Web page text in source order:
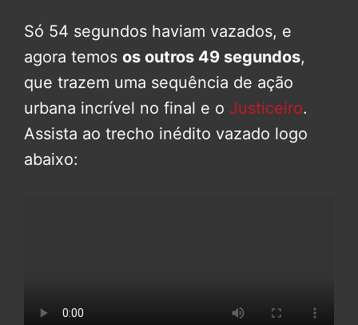
Só 54 segundos haviam vazados, e
agora temos os outros 49 segundos,
que trazem uma sequência de ação
urbana incrível no final e o Justiceiro.
Assista ao trecho inédito vazado logo
abaixo: